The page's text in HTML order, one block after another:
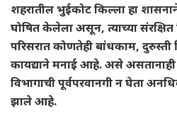
शहरातील भुईकोट किल्ला हा
घोषित केलेला असून, त्याच्या संरक्षित
परिसरात कोणतेही बांधकाम,
कायद्याने मनाई आहे. असे असतानाही
विभागाची पूर्वपरवानगी न घेता
झाले आहे.